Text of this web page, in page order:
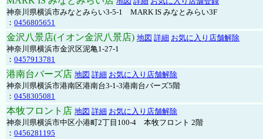
神奈川県横浜市みなとみらい3-5-1 MARK IS みなとみらい3F
： 0456805651
金沢八景店(イオン金沢八景店) 地図 詳細 お気に入り店舗解除
神奈川県横浜市金沢区泥亀1-27-1
： 0457913781
港南台バーズ店 地図 詳細 お気に入り店舗解除
神奈川県横浜市港南区港南台3-1-3港南台バーズ5階
： 0458305081
本牧フロント店 地図 詳細 お気に入り店舗解除
神奈川県横浜市中区小港町2丁目100-4 本牧フロント 2階
： 0456281195